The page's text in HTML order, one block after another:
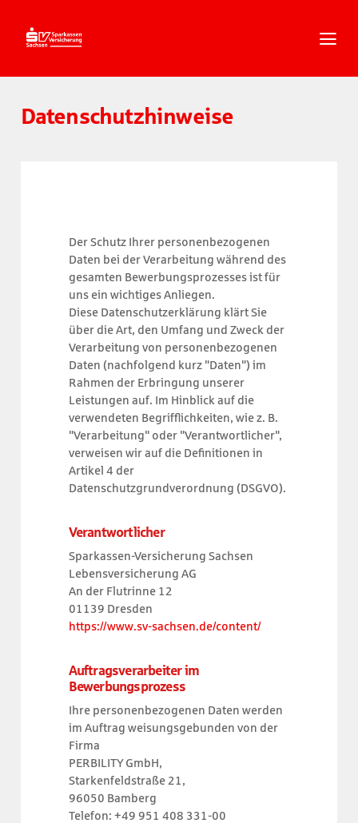
Inhalt
springen
Navigation
ZumDatenschutzhinweise
Der Schutz Ihrer personenbezogenen
Daten bei der Verarbeitung während des
gesamten Bewerbungsprozesses ist für
uns ein wichtiges Anliegen.
Diese Datenschutzerklärung klärt Sie
über die Art, den Umfang und Zweck der
Verarbeitung von personenbezogenen
Daten (nachfolgend kurz "Daten") im
Rahmen der Erbringung unserer
Leistungen auf. Im Hinblick auf die
verwendeten Begrifflichkeiten, wie z. B.
"Verarbeitung" oder "Verantwortlicher",
verweisen wir auf die Definitionen in
Artikel 4 der
Datenschutzgrundverordnung (DSGVO).
Verantwortlicher
Sparkassen-Versicherung Sachsen
Lebensversicherung AG
An der Flutrinne 12
01139 Dresden
https://www.sv-sachsen.de/content/
Auftragsverarbeiter im
Bewerbungsprozess
Ihre personenbezogenen Daten werden
im Auftrag weisungsgebunden von der
Firma
PERBILITY GmbH,
Starkenfeldstraße 21,
96050 Bamberg
Telefon: +49 951 408 331-00